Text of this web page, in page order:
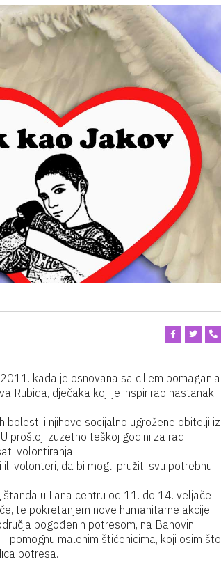
kada je osnovana sa ciljem pomaganja
Rubida, dječaka koji je inspirirao nastanak
i njihove socijalno ugrožene obitelji iz
prošloj izuzetno teškoj godini za rad i
volontiranja.
volonteri, da bi mogli pružiti svu potrebnu
u Lana centru od 11. do 14. veljače
te pokretanjem nove humanitarne akcije
pogođenih potresom, na Banovini.
pomognu malenim štićenicima, koji osim što
potresa.